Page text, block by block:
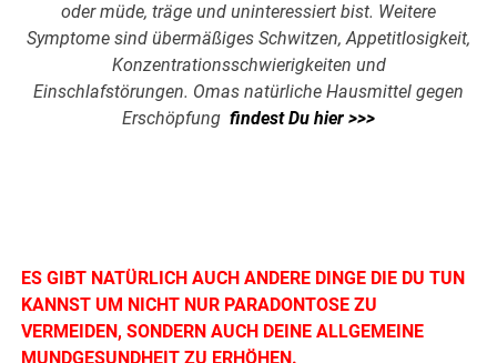
oder müde, träge und uninteressiert bist. Weitere
Symptome sind übermäßiges Schwitzen, Appetitlosigkeit,
Konzentrationsschwierigkeiten und
Einschlafstörungen. Omas natürliche Hausmittel gegen
Erschöpfung findest Du hier >>>
ES GIBT NATÜRLICH AUCH ANDERE DINGE DIE DU TUN
KANNST UM NICHT NUR PARADONTOSE ZU
VERMEIDEN, SONDERN AUCH DEINE ALLGEMEINE
MUNDGESUNDHEIT ZU ERHÖHEN.